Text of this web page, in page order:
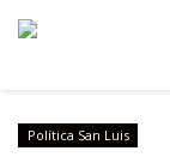
Política San Luis